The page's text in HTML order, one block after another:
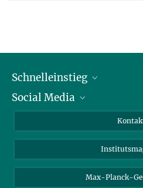
Schnelleinstieg
Alumni
Social Media
Facebook
Max-Planck-